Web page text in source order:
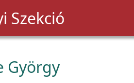
Szekció
György